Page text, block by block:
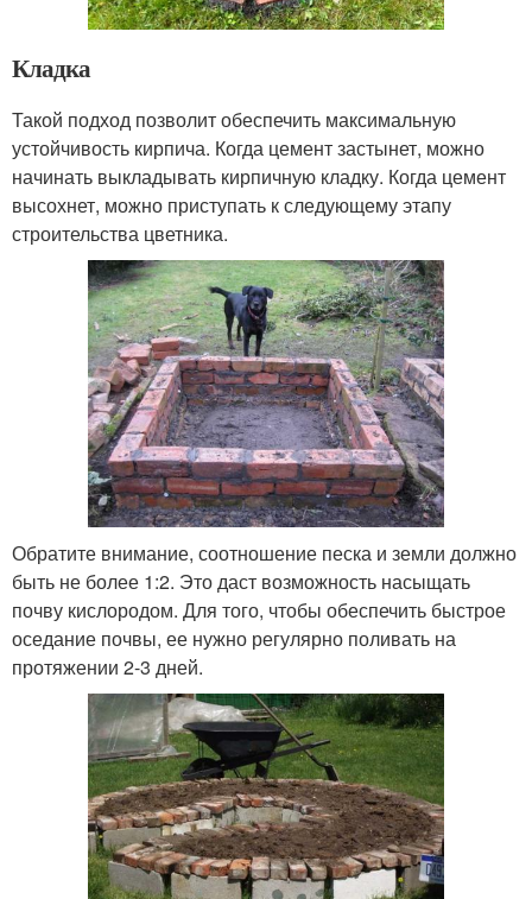
Кладка
Такой подход позволит обеспечить максимальную
устойчивость кирпича. Когда цемент застынет, можно
начинать выкладывать кирпичную кладку. Когда цемент
высохнет, можно приступать к следующему этапу
строительства цветника.
Обратите внимание, соотношение песка и земли должно
быть не более 1:2. Это даст возможность насыщать
почву кислородом. Для того, чтобы обеспечить быстрое
оседание почвы, ее нужно регулярно поливать на
протяжении 2-3 дней.